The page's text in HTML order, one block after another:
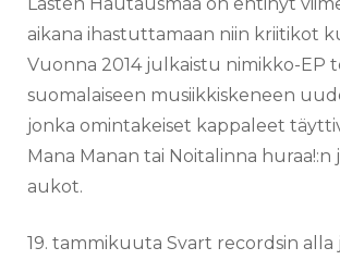
aikana ihastuttamaan niin kriitikot
Vuonna 2014 julkaistu nimikko-EP
suomalaiseen musiikkiskeneen
jonka omintakeiset kappaleet
Mana Manan tai Noitalinna huraa!:n
aukot.
19. tammikuuta Svart recordsin alla